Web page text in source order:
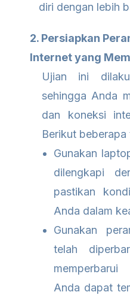
diri dengan lebih
2. Persiapkan
Internet yang
Ujian ini
sehingga Anda
dan koneksi
Berikut beberapa
Gunakan
dilengkapi
pastikan
Anda dalam
Gunakan
telah
Anda dapat